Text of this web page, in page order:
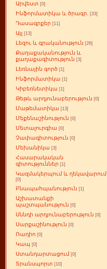
Արվեստ [0]
Ինֆորմատիկա և ծրագր. [33]
Դասագրքեր [11]
Այլ [13]
Լեզու և գրականություն [26]
Քաղաքականություն և
քաղաքագիտություն [3]
Լեռնային գործ [1]
Ինֆորմատիկա [1]
Կիբեռնետիկա [1]
Թեթև արդյունաբերություն [0]
Մաթեմատիկա [13]
Մեքենաշինություն [0]
Մետալուրգիա [0]
Չափագիտություն [0]
Մեխանիկա [3]
Հասարակական
գիտություններ [1]
Կազմակերպում և ղեկավարում
[0]
Բնապահպանություն [1]
Աշխատանքի
պաշտպանություն [0]
Սննդի արդյունաբերություն [0]
Սարքաշինություն [0]
Ռադիո [0]
Կապ [0]
Ստանդարտացում [0]
Տրանսպորտ [10]